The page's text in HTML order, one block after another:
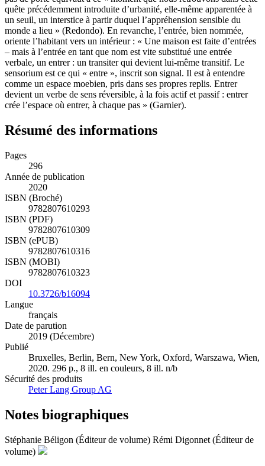
quête précédemment introduite d’urbanité, elle-même apparentée à
un seuil, un interstice à partir duquel l’appréhension sensible du
monde a lieu » (Redondo). En revanche, l’entrée, bien nommée,
oriente l’habitant vers un intérieur : « Une maison est faite d’entrées
– mais à l’entrée en tant que nom est vite substitué une entrée
verbale, un entrer : un transiter qui devient lui-même transitif. Le
sensorium est ce qui « entre », inscrit son signal. Il est à entendre
comme un espace moebien, pris dans ses propres replis. Entrer
devient un verbe de sens réversible, à la fois actif et passif : entrer
crée l’espace où entrer, à chaque pas » (Garnier).
Résumé des informations
Pages
296
Année de publication
2020
ISBN (Broché)
9782807610293
ISBN (PDF)
9782807610309
ISBN (ePUB)
9782807610316
ISBN (MOBI)
9782807610323
DOI
10.3726/b16094
Langue
français
Date de parution
2019 (Décembre)
Publié
Bruxelles, Berlin, Bern, New York, Oxford, Warszawa, Wien,
2020. 296 p., 8 ill. en couleurs, 8 ill. n/b
Sécurité des produits
Peter Lang Group AG
Notes biographiques
Stéphanie Béligon (Éditeur de volume) Rémi Digonnet (Éditeur de
volume)